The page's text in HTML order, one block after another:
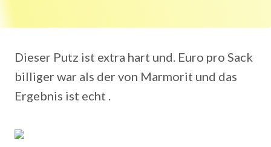
Dieser Putz ist extra hart und. Euro pro Sack
billiger war als der von Marmorit und das
Ergebnis ist echt .